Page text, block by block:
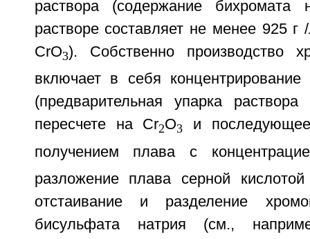
раствора (содержание бихромата
растворе составляет не менее 925 г
СrO3). Собственно производство
включает в себя концентрирование
(предварительная упарка
пересчете на Сr2О3
и
получением плава с
разложение плава серной
отстаивание и разделение
бисульфата натрия (см.,